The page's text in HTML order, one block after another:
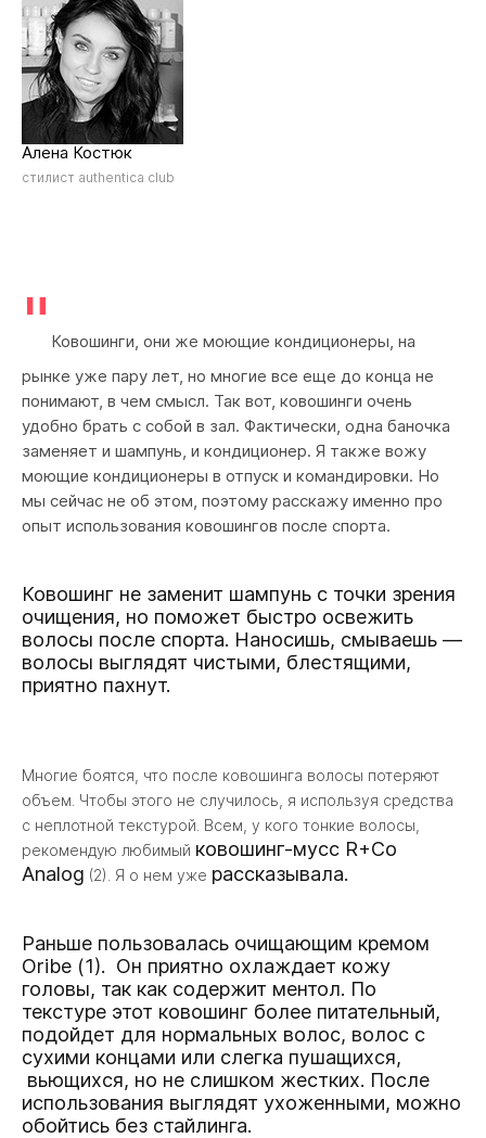
Алена Костюк
стилист authentica club
" Ковошинги, они же моющие кондиционеры, на
рынке уже пару лет, но многие все еще до конца не
понимают, в чем смысл. Так вот, ковошинги очень
удобно брать с собой в зал. Фактически, одна баночка
заменяет и шампунь, и кондиционер. Я также вожу
моющие кондиционеры в отпуск и командировки. Но
мы сейчас не об этом, поэтому расскажу именно про
опыт использования ковошингов после спорта.
Ковошинг не заменит шампунь с точки зрения
очищения, но поможет быстро освежить
волосы после спорта. Наносишь, смываешь —
волосы выглядят чистыми, блестящими,
приятно пахнут.
Многие боятся, что после ковошинга волосы потеряют
объем. Чтобы этого не случилось, я используя средства
с неплотной текстурой. Всем, у кого тонкие волосы,
рекомендую любимый ковошинг-мусс R+Co
Analog (2). Я о нем уже рассказывала.
Раньше пользовалась очищающим кремом
Oribe (1). Он приятно охлаждает кожу
головы, так как содержит ментол. По
текстуре этот ковошинг более питательный,
подойдет для нормальных волос, волос с
сухими концами или слегка пушащихся,
вьющихся, но не слишком жестких. После
использования выглядят ухоженными, можно
обойтись без стайлинга.